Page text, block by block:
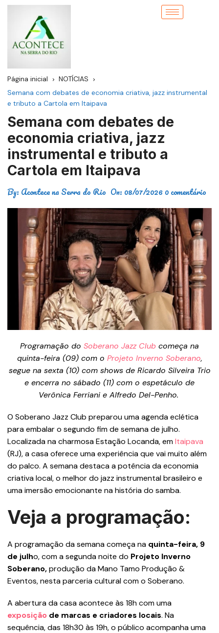
Página inicial
NOTÍCIAS
Semana com debates de economia criativa, jazz instrumental
e tributo a Cartola em Itaipava
Semana com debates de
economia criativa, jazz
instrumental e tributo a
Cartola em Itaipava
By: Acontece na Serra do Rio On: 08/07/20260 comentário
Programação do Soberano Jazz Club começa na
quinta-feira (09) com o Projeto Inverno Soberano,
segue na sexta (10) com shows de Ricardo Silveira Trio
e encerra no sábado (11) com o espetáculo de
Verônica Ferriani e Alfredo Del-Penho.
O Soberano Jazz Club preparou uma agenda eclética
para embalar o segundo fim de semana de julho.
Localizada na charmosa Estação Locanda, emItaipava
(RJ), a casa oferece uma experiência que vai muito além
do palco. A semana destaca a potência da economia
criativa local, o melhor do jazz instrumental brasileiro e
uma imersão emocionante na história do samba.
Veja a programação:
A programação da semana começa na quinta-feira, 9
de julho, com a segunda noite do Projeto Inverno
Soberano,produção da Mano Tamo Produção &
Eventos, nesta parceria cultural com o Soberano.
A abertura da casa acontece às 18h com uma
exposição de marcas e criadores locais. Na
sequência, das 18h30 às 19h, o público acompanha uma